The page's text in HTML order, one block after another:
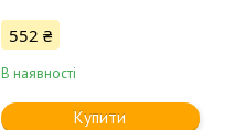
552 ₴
В наявності
Купити